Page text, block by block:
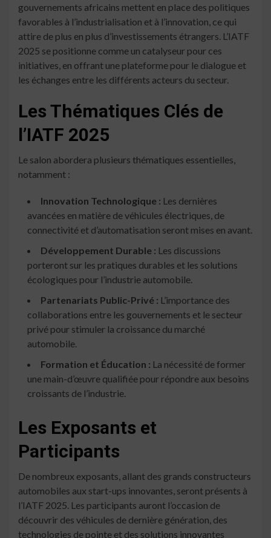
gouvernements africains mettent en place des politiques
favorables à l’industrialisation et à l’innovation, ce qui
attire de plus en plus d’investissements étrangers. L’IATF
2025 se positionne comme un catalyseur pour ces
initiatives, en offrant une plateforme pour le dialogue et
les échanges entre les différents acteurs du secteur.
Les Thématiques Clés de
l’IATF 2025
Le salon abordera plusieurs thématiques essentielles,
notamment :
Innovation Technologique : Les dernières
avancées en matière de véhicules électriques, de
connectivité et d’automatisation seront mises en avant.
Développement Durable : Les discussions
porteront sur les pratiques durables et les solutions
écologiques pour l’industrie automobile.
Partenariats Public-Privé : L’importance des
collaborations entre les gouvernements et le secteur
privé pour stimuler la croissance du marché
automobile.
Formation et Éducation : La nécessité de former
une main-d’œuvre qualifiée pour répondre aux besoins
croissants de l’industrie.
Les Exposants et
Participants
De nombreux exposants, allant des grands constructeurs
automobiles aux start-ups innovantes, seront présents à
l’IATF 2025. Les participants auront l’occasion de
découvrir des véhicules de dernière génération, des
technologies de pointe et des solutions innovantes